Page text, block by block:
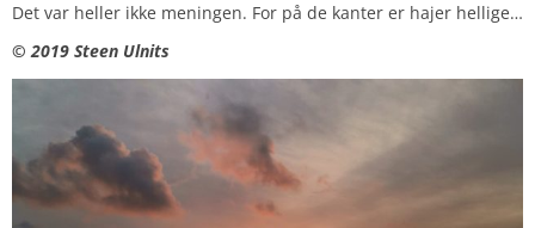
Det var heller ikke meningen. For på de kanter er hajer hellige…
© 2019 Steen Ulnits